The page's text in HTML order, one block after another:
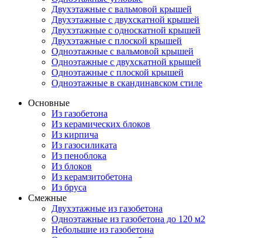
Двухэтажные с вальмовой крышей
Двухэтажные с двухскатной крышей
Двухэтажные с односкатной крышей
Двухэтажные с плоской крышей
Одноэтажные с вальмовой крышей
Одноэтажные с двухскатной крышей
Одноэтажные с плоской крышей
Одноэтажные в скандинавском стиле
Основные
Из газобетона
Из керамических блоков
Из кирпича
Из газосиликата
Из пеноблока
Из блоков
Из керамзитобетона
Из бруса
Смежные
Двухэтажные из газобетона
Одноэтажные из газобетона до 120 м2
Небольшие из газобетона